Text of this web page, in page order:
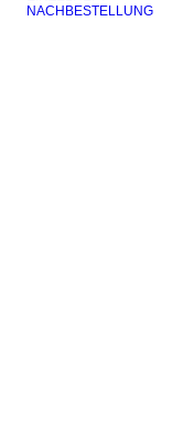
NACHBESTELLUNG